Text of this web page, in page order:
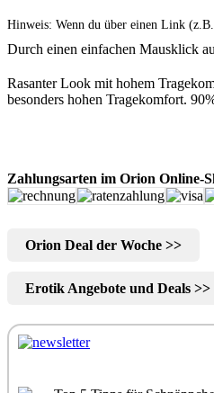
Hinweis: Wenn du über einen Link
Durch einen einfachen Mausklick
Rasanter Look mit hohem
besonders hohen Tragekomfort.
Zahlungsarten im Orion Online-
Orion Deal der Woche >>
Erotik Angebote und Deals >>